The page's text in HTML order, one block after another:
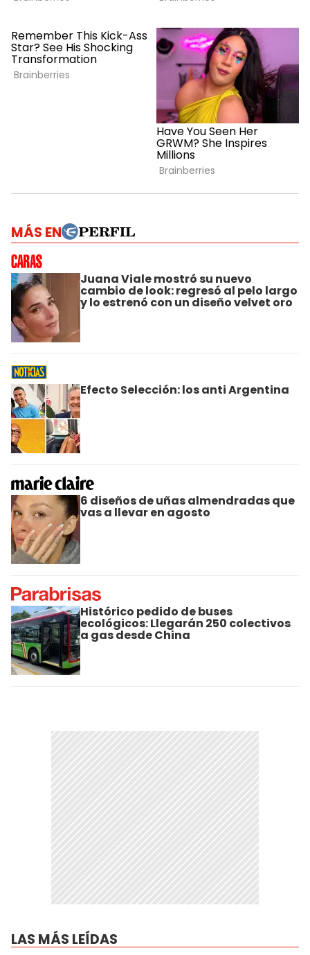
MÁS EN
Juana Viale mostró su nuevo
cambio de look: regresó al pelo largo
y lo estrenó con un diseño velvet oro
Efecto Selección: los anti Argentina
6 diseños de uñas almendradas que
vas a llevar en agosto
Histórico pedido de buses
ecológicos: Llegarán 250 colectivos
a gas desde China
LAS MÁS LEÍDAS